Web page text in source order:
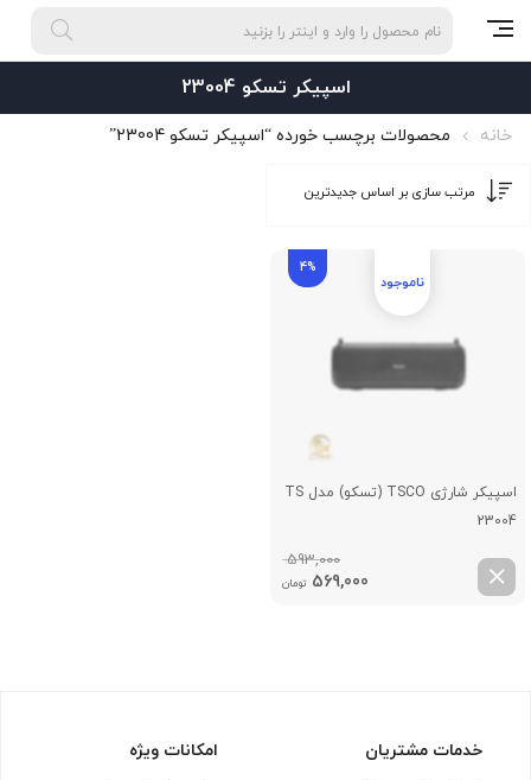
اسپیکر تسکو 23004
خانه محصولات برچسب خورده “اسپیکر تسکو 23004”
4%
اسپیکر شارژی TSCO (تسکو) مدل TS
23004
593,000
قیمت
569,000 تومانقیمت
خدمات مشتریان امکانات ویژه